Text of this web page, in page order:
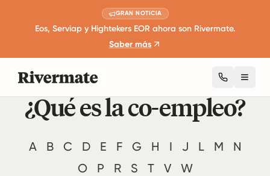
GRAN NOTICIA
Eos, Serviap y Hightekers EOR ahora son Rivermate.
Saber más
¿Qué es la co-empleo?
A B C D E F G H I J L M
N
O
P R S T V W